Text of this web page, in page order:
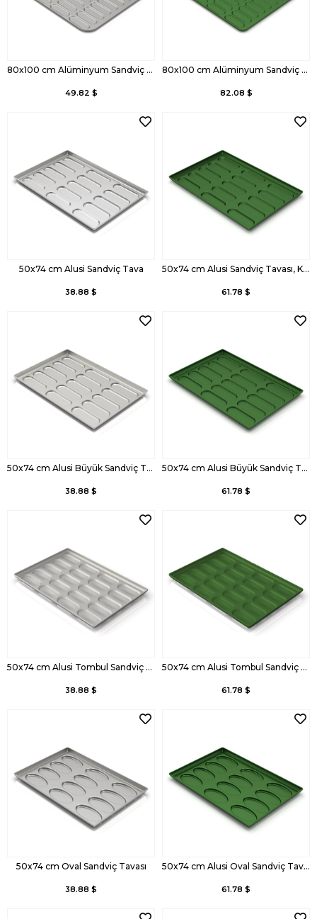
80x100 cm Alüminyum Sandviç Tava
49.82 $
80x100 cm Alüminyum Sandviç Tava, Kaplamalı
82.08 $
50x74 cm Alusi Sandviç Tava
38.88 $
50x74 cm Alusi Sandviç Tavası, Kaplamalı
61.78 $
50x74 cm Alusi Büyük Sandviç Tavası
38.88 $
50x74 cm Alusi Büyük Sandviç Tavası, Kaplamalı
61.78 $
50x74 cm Alusi Tombul Sandviç Tavası
38.88 $
50x74 cm Alusi Tombul Sandviç Tavası, Kaplamalı
61.78 $
50x74 cm Oval Sandviç Tavası
38.88 $
50x74 cm Alusi Oval Sandviç Tavası, Kaplamalı
61.78 $